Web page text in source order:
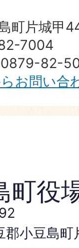
町片城甲
7004
0879-82-
お問い合
町役
郡小豆島